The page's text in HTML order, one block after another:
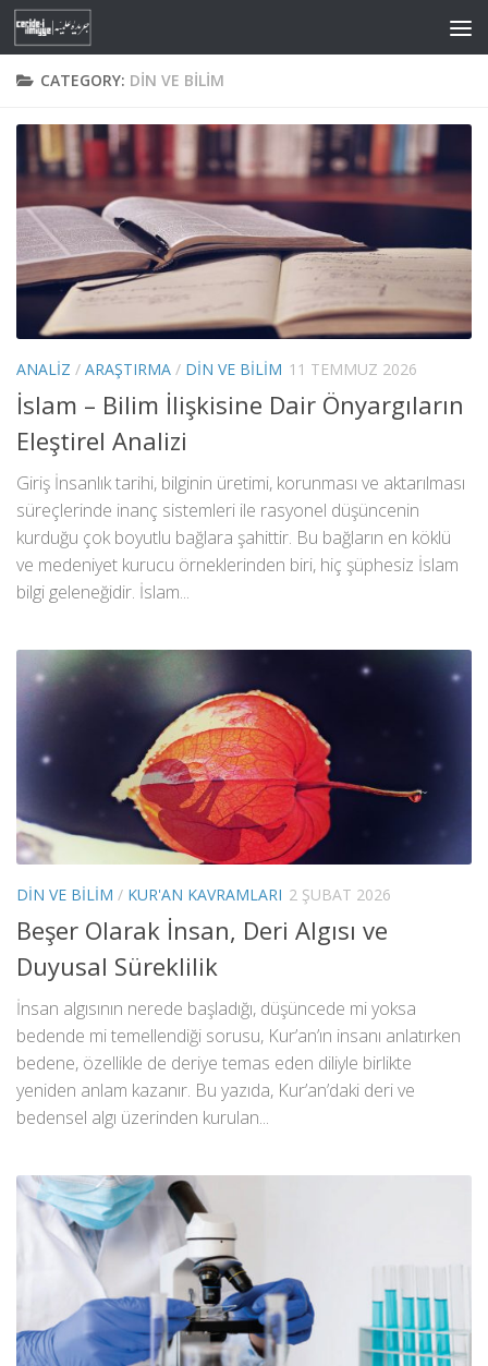
Skip to content
CATEGORY: DIN VE BILIM
ANALIZ / ARAŞTIRMA / DIN VE BILIM 11 TEMMUZ 2026
İslam – Bilim İlişkisine Dair Önyargıların
Eleştirel Analizi
Giriş İnsanlık tarihi, bilginin üretimi, korunması ve aktarılması
süreçlerinde inanç sistemleri ile rasyonel düşüncenin
kurduğu çok boyutlu bağlara şahittir. Bu bağların en köklü
ve medeniyet kurucu örneklerinden biri, hiç şüphesiz İslam
bilgi geleneğidir. İslam...
DIN VE BILIM / KUR'AN KAVRAMLARI 2 ŞUBAT 2026
Beşer Olarak İnsan, Deri Algısı ve
Duyusal Süreklilik
İnsan algısının nerede başladığı, düşüncede mi yoksa
bedende mi temellendiği sorusu, Kur’an’ın insanı anlatırken
bedene, özellikle de deriye temas eden diliyle birlikte
yeniden anlam kazanır. Bu yazıda, Kur’an’daki deri ve
bedensel algı üzerinden kurulan...